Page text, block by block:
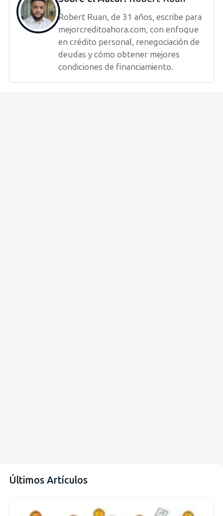
Robert Ruan, de 31 años, escribe para
mejorcreditoahora.com, con enfoque
en crédito personal, renegociación de
deudas y cómo obtener mejores
condiciones de financiamiento.
Últimos Artículos